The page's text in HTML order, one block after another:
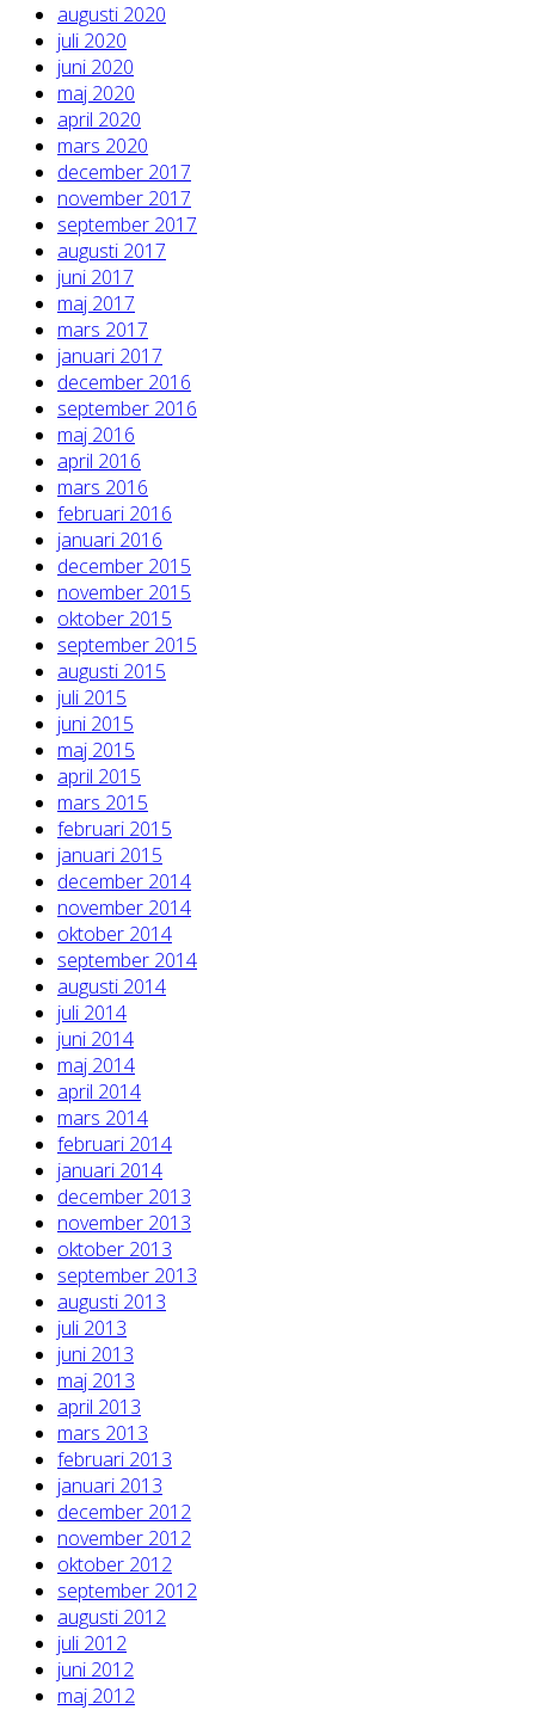
augusti 2020
juli 2020
juni 2020
maj 2020
april 2020
mars 2020
december 2017
november 2017
september 2017
augusti 2017
juni 2017
maj 2017
mars 2017
januari 2017
december 2016
september 2016
maj 2016
april 2016
mars 2016
februari 2016
januari 2016
december 2015
november 2015
oktober 2015
september 2015
augusti 2015
juli 2015
juni 2015
maj 2015
april 2015
mars 2015
februari 2015
januari 2015
december 2014
november 2014
oktober 2014
september 2014
augusti 2014
juli 2014
juni 2014
maj 2014
april 2014
mars 2014
februari 2014
januari 2014
december 2013
november 2013
oktober 2013
september 2013
augusti 2013
juli 2013
juni 2013
maj 2013
april 2013
mars 2013
februari 2013
januari 2013
december 2012
november 2012
oktober 2012
september 2012
augusti 2012
juli 2012
juni 2012
maj 2012